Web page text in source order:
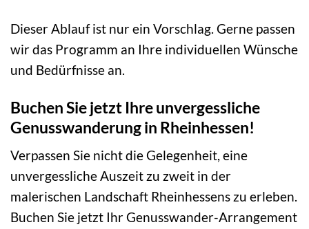
Dieser Ablauf ist nur ein Vorschlag. Gerne passen
wir das Programm an Ihre individuellen Wünsche
und Bedürfnisse an.
Buchen Sie jetzt Ihre unvergessliche
Genusswanderung in Rheinhessen!
Verpassen Sie nicht die Gelegenheit, eine
unvergessliche Auszeit zu zweit in der
malerischen Landschaft Rheinhessens zu erleben.
Buchen Sie jetzt Ihr Genusswander-Arrangement